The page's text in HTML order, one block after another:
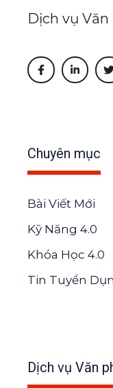
Dịch vụ
Chuyên mục
Bài Viết Mới
Kỹ Năng 4.0
Khóa Học 4.0
Tin Tuyển
Dịch vụ Văn